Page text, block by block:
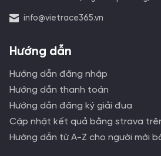
info@vietrace365.vn
Hướng dẫn
Hướng dẫn đăng nhập
Hướng dẫn thanh toán
Hướng dẫn đăng ký giải đua
Cập nhật kết quả bằng strava
Hướng dẫn từ A-Z cho người mới